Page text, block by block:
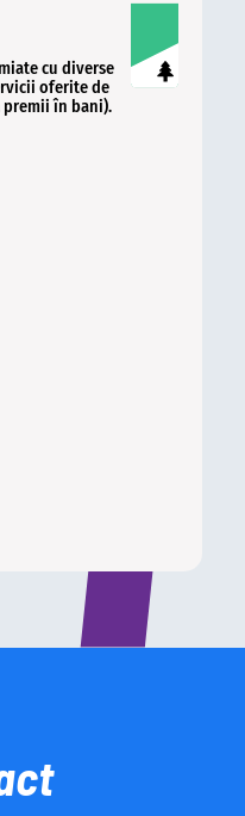
cu diverse
oferite de
în bani).